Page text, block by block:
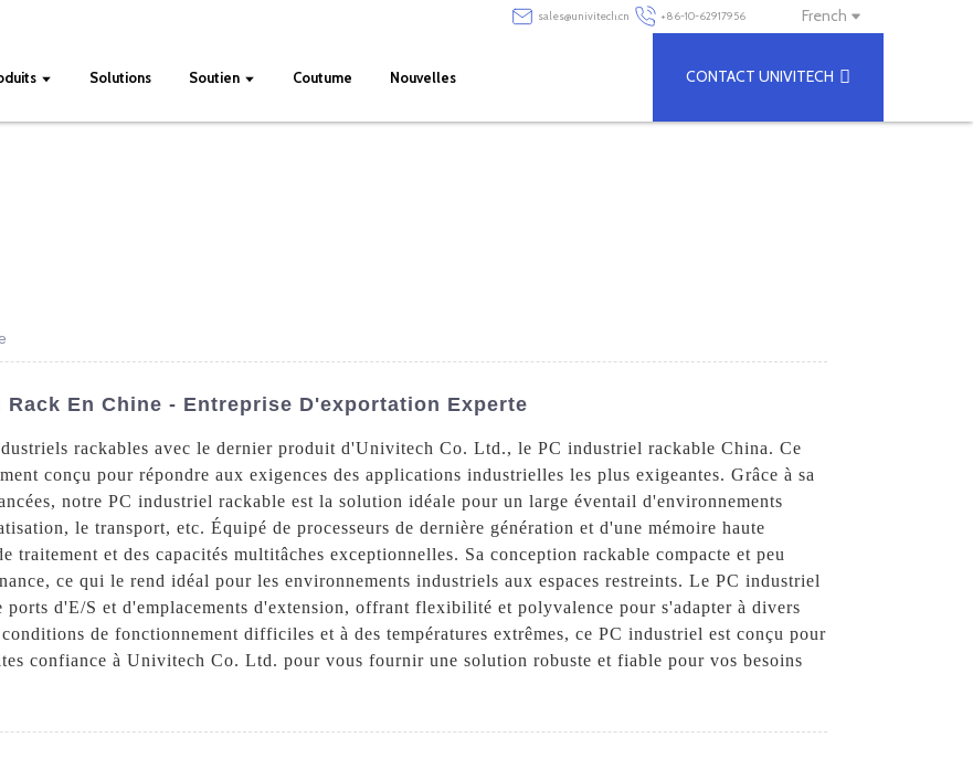
sales@univitech.cn +86-10-62917956 French
Solutions Soutien Coutume Nouvelles CONTACT UNIVITECH
En Chine - Entreprise D'exportation Experte
rackables avec le dernier produit d'Univitech Co. Ltd., le PC industriel rackable China. Ce
conçu pour répondre aux exigences des applications industrielles les plus exigeantes. Grâce à sa
notre PC industriel rackable est la solution idéale pour un large éventail d'environnements
le transport, etc. Équipé de processeurs de dernière génération et d'une mémoire haute
traitement et des capacités multitâches exceptionnelles. Sa conception rackable compacte et peu
ce qui le rend idéal pour les environnements industriels aux espaces restreints. Le PC industriel
d'E/S et d'emplacements d'extension, offrant flexibilité et polyvalence pour s'adapter à divers
de fonctionnement difficiles et à des températures extrêmes, ce PC industriel est conçu pour
confiance à Univitech Co. Ltd. pour vous fournir une solution robuste et fiable pour vos besoins